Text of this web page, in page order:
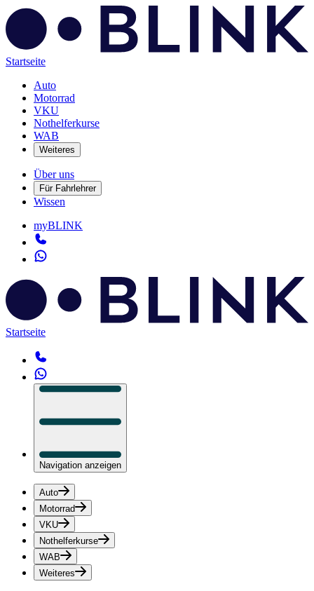
Startseite
Auto
Motorrad
VKU
Nothelferkurse
WAB
Weiteres
Über uns
Für Fahrlehrer
Wissen
myBLINK
Startseite
Navigation anzeigen
Auto
Motorrad
VKU
Nothelferkurse
WAB
Weiteres